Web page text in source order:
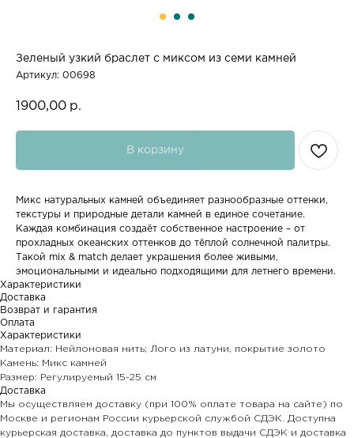
Зеленый узкий браслет с миксом из семи камней
Артикул: 00698
1900,00 р.
В корзину
Микс натуральных камней объединяет разнообразные оттенки,
текстуры и природные детали камней в единое сочетание.
Каждая комбинация создаёт собственное настроение – от
прохладных океанских оттенков до тёплой солнечной палитры.
Такой mix & match делает украшения более живыми,
эмоциональными и идеально подходящими для летнего времени.
Характеристики
Доставка
Возврат и гарантия
Оплата
Характеристики
Материал: Нейлоновая нить; Лого из латуни, покрытие золото
Камень: Микс камней
Размер: Регулируемый 15-25 см
Доставка
Мы осуществляем доставку (при 100% оплате товара на сайте) по
Москве и регионам России курьерской службой СДЭК. Доступна
курьерская доставка, доставка до пунктов выдачи СДЭК и доставка